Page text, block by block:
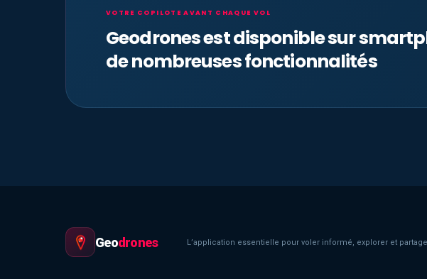
VOTRE COPILOTE AVANT CHAQUE VOL
Geodrones est disponible sur
de nombreuses fonctionnalités
Geodrones L’application essentielle pour voler informé, explorer et